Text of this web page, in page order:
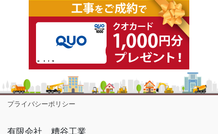
プライバシーポリシー
有限会社 糟谷工業